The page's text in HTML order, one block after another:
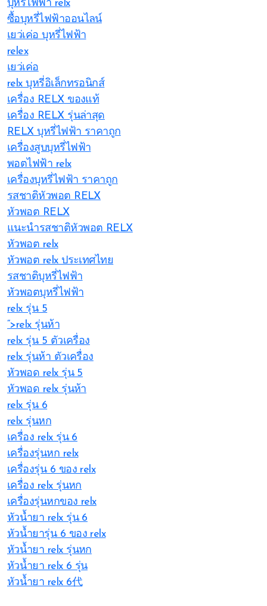
บุหรี่ไฟฟ้า relx
ซื้อบุหรี่ไฟฟ้าออนไลน์
เยว่เค่อ บุหรี่ไฟฟ้า
relex
เยว่เค่อ
relx บุหรี่อิเล็กทรอนิกส์
เครื่อง RELX ของแท้
เครื่อง RELX รุ่นล่าสุด
RELX บุหรี่ไฟฟ้า ราคาถูก
เครื่องสูบบุหรี่ไฟฟ้า
พอตไฟฟ้า relx
เครื่องบุหรี่ไฟฟ้า ราคาถูก
รสชาติหัวพอต RELX
หัวพอต RELX
แนะนำรสชาติหัวพอต RELX
หัวพอต relx
หัวพอต relx ประเทศไทย
รสชาติบุหรี่ไฟฟ้า
หัวพอตบุหรี่ไฟฟ้า
relx รุ่น 5
“>relx รุ่นห้า
relx รุ่น 5 ตัวเครื่อง
relx รุ่นห้า ตัวเครื่อง
หัวพอด relx รุ่น 5
หัวพอด relx รุ่นห้า
relx รุ่น 6
relx รุ่นหก
เครื่อง relx รุ่น 6
เครื่องรุ่นหก relx
เครื่องรุ่น 6 ของ relx
เครื่อง relx รุ่นหก
เครื่องรุ่นหกของ relx
หัวน้ำยา relx รุ่น 6
หัวน้ำยารุ่น 6 ของ relx
หัวน้ำยา relx รุ่นหก
หัวน้ำยา relx 6 รุ่น
หัวน้ำยา relx 6代